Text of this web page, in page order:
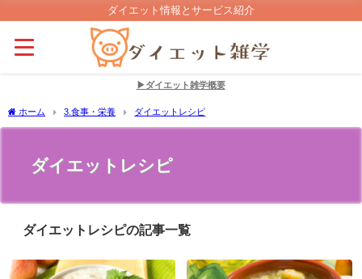
ダイエット情報とサービス紹介
▶ダイエット雑学概要
ホーム 3.食事・栄養 ダイエットレシピ
ダイエットレシピ
ダイエットレシピの記事一覧